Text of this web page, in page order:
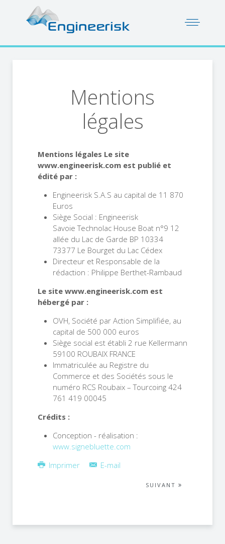
Mentions
légales
Mentions légales Le site
www.engineerisk.com est publié et
édité par :
Engineerisk S.A.S au capital de 11 870
Euros
Siège Social : Engineerisk
Savoie Technolac House Boat n°9 12
allée du Lac de Garde BP 10334
73377 Le Bourget du Lac Cédex
Directeur et Responsable de la
rédaction : Philippe Berthet-Rambaud
Le site www.engineerisk.com est
hébergé par :
OVH, Société par Action Simplifiée, au
capital de 500 000 euros
Siège social est établi 2 rue Kellermann
59100 ROUBAIX FRANCE
Immatriculée au Registre du
Commerce et des Sociétés sous le
numéro RCS Roubaix – Tourcoing 424
761 419 00045
Crédits :
Conception - réalisation :
www.signebluette.com
Imprimer
E-mail
SUIVANT